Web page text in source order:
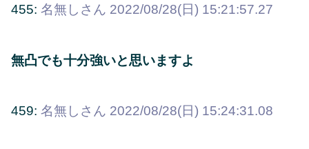
455: 名無しさん 2022/08/28(日) 15:21:57.27
無凸でも十分強いと思いますよ
459: 名無しさん 2022/08/28(日) 15:24:31.08